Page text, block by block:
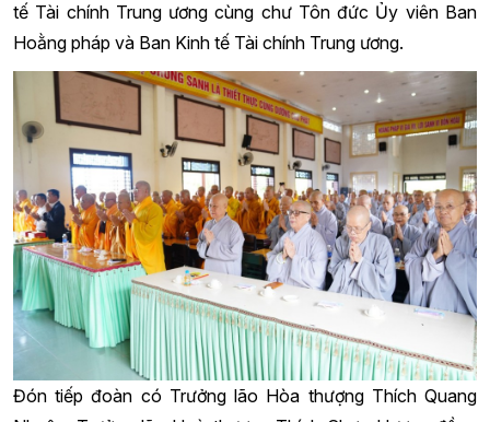
tế Tài chính Trung ương cùng chư Tôn đức Ủy viên Ban
Hoằng pháp và Ban Kinh tế Tài chính Trung ương.
Đón tiếp đoàn có Trưởng lão Hòa thượng Thích Quang